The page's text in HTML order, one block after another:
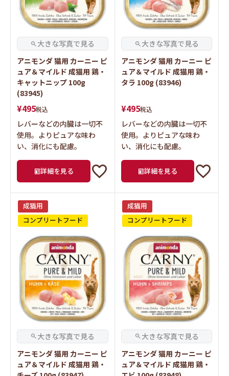
アニモンダ 猫用 カーニー ピ
ュア＆マイルド 成猫用 鶏・
キャットニップ 100g
(83945)
¥495税込
使用。よりピュアな味わ
い、消化にも配慮。
詳細を見る
アニモンダ 猫用 カーニー ピ
ュア＆マイルド 成猫用 鶏・
タラ 100g (83946)
¥495税込
使用。よりピュアな味わ
い、消化にも配慮。
詳細を見る
成猫用
アニモンダ 猫用 カーニー ピ
ュア＆マイルド 成猫用 鶏・
チーズ 100g (83947)
¥495税込
成猫用
アニモンダ 猫用 カーニー ピ
ュア＆マイルド 成猫用 鶏・
エビ 100g (83948)
¥495税込